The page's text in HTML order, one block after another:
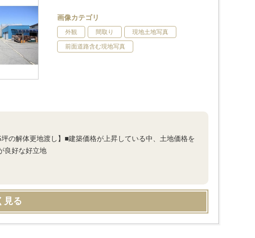
画像カテゴリ
外観 間取り 現地土地写真
前面道路含む現地写真
の解体更地渡し】■建築価格が上昇している中、土地価格を
良好な好立地
見る